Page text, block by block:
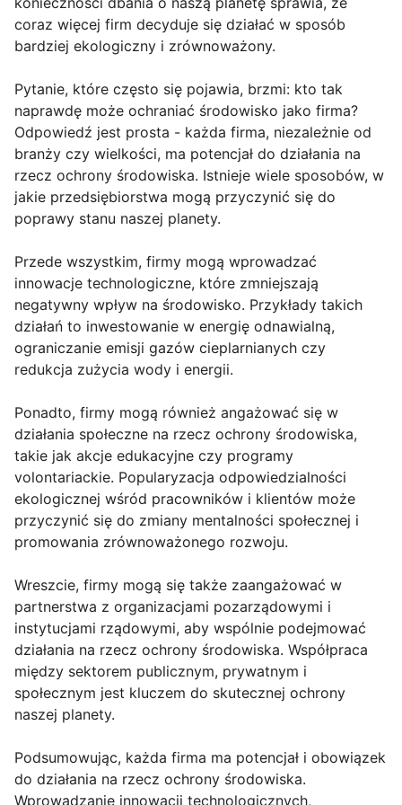
coraz więcej firm decyduje się działać w sposób
bardziej ekologiczny i zrównoważony.
Pytanie, które często się pojawia, brzmi: kto tak
naprawdę może ochraniać środowisko jako firma?
Odpowiedź jest prosta - każda firma, niezależnie od
branży czy wielkości, ma potencjał do działania na
rzecz ochrony środowiska. Istnieje wiele sposobów, w
jakie przedsiębiorstwa mogą przyczynić się do
poprawy stanu naszej planety.
Przede wszystkim, firmy mogą wprowadzać
innowacje technologiczne, które zmniejszają
negatywny wpływ na środowisko. Przykłady takich
działań to inwestowanie w energię odnawialną,
ograniczanie emisji gazów cieplarnianych czy
redukcja zużycia wody i energii.
Ponadto, firmy mogą również angażować się w
działania społeczne na rzecz ochrony środowiska,
takie jak akcje edukacyjne czy programy
volontariackie. Popularyzacja odpowiedzialności
ekologicznej wśród pracowników i klientów może
przyczynić się do zmiany mentalności społecznej i
promowania zrównoważonego rozwoju.
Wreszcie, firmy mogą się także zaangażować w
partnerstwa z organizacjami pozarządowymi i
instytucjami rządowymi, aby wspólnie podejmować
działania na rzecz ochrony środowiska. Współpraca
między sektorem publicznym, prywatnym i
społecznym jest kluczem do skutecznej ochrony
naszej planety.
Podsumowując, każda firma ma potencjał i obowiązek
do działania na rzecz ochrony środowiska.
Wprowadzanie innowacji technologicznych,